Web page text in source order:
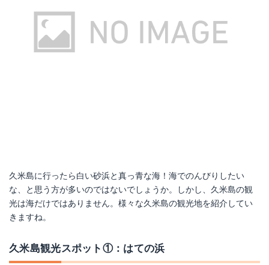
久米島に行ったら白い砂浜と真っ青な海！海でのんびりしたい
な、と思う方が多いのではないでしょうか。しかし、久米島の観
光は海だけではありません。様々な久米島の観光地を紹介してい
きますね。
久米島観光スポット①：はての浜